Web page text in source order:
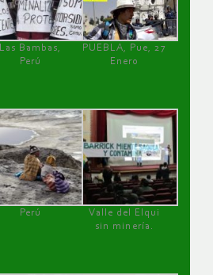
Las Bambas,
Perú
PUEBLA, Pue, 27
Enero
Perú
Valle del Elqui
sin minería.